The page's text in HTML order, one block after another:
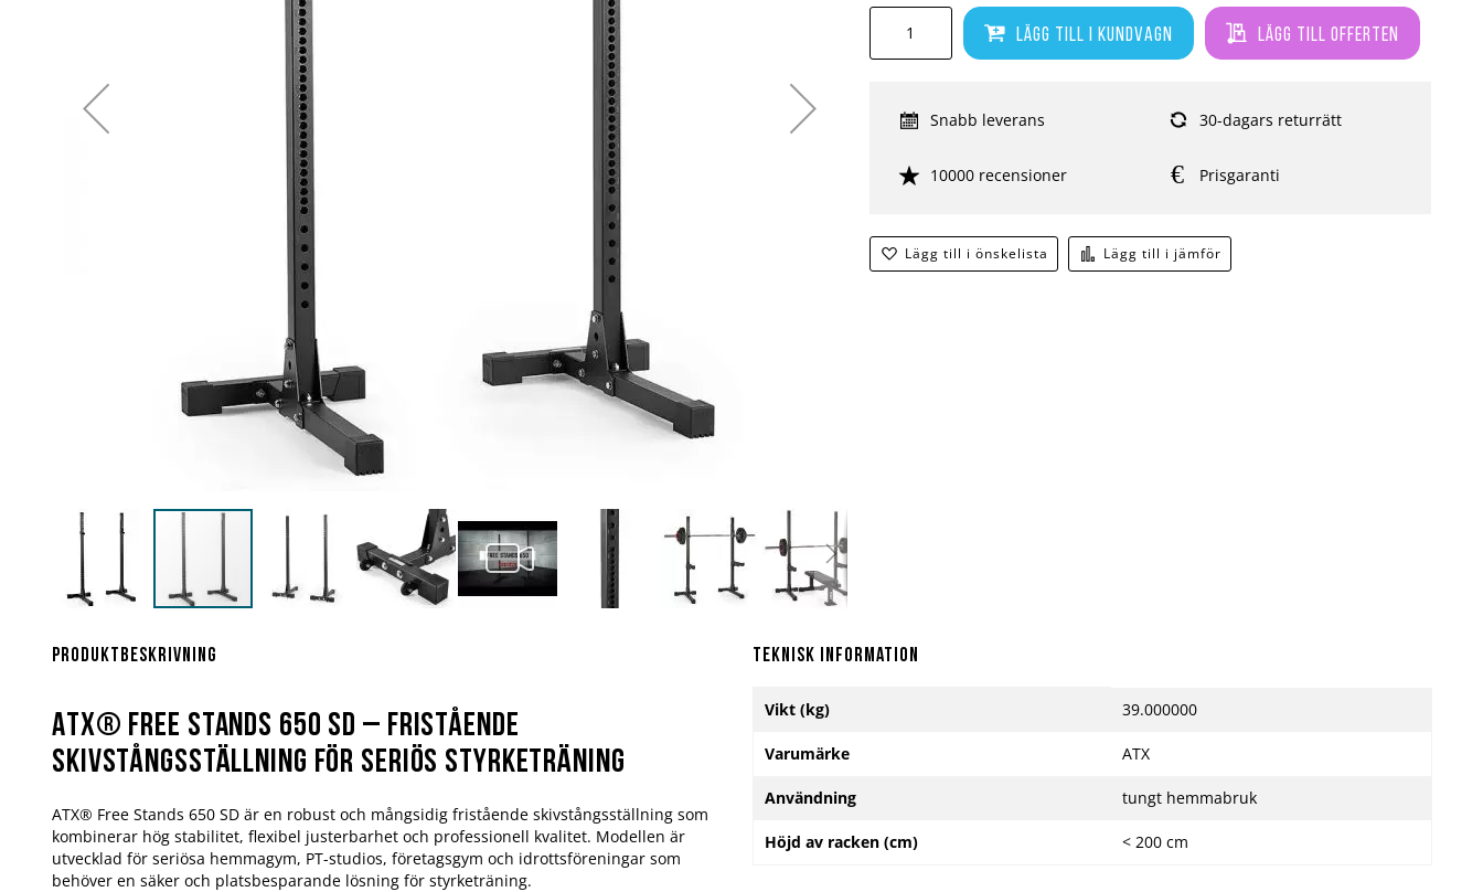
Lägg till i kundvagn Lägg till offerten
Lägg till i önskelista Lägg till i jämför
Snabb leverans 30-dagars returrätt
10000 recensioner Prisgaranti
början
Produktbeskrivning
ATX® Free Stands 650 SD – Fristående
skivstångsställning för seriös styrketräning
ATX® Free Stands 650 SD är en robust och mångsidig fristående skivstångsställning som
kombinerar hög stabilitet, flexibel justerbarhet och professionell kvalitet. Modellen är
utvecklad för seriösa hemmagym, PT-studios, företagsgym och idrottsföreningar som
behöver en säker och platsbesparande lösning för styrketräning.
Teknisk information
information
Vikt (kg) 39.000000
Varumärke ATX
Användning tungt hemmabruk
Höjd av racken (cm) < 200 cm